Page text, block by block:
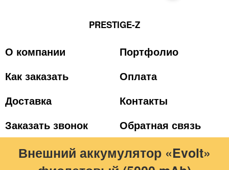
PRESTIGE-Z
О компании
Портфолио
Как заказать
Оплата
Доставка
Контакты
Заказать звонок
Обратная связь
Внешний аккумулятор «Evolt»